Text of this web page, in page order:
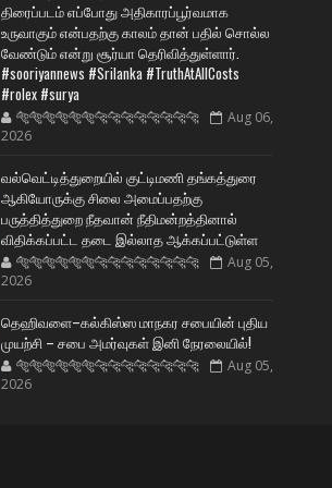
திரைப்படம் எப்போது அதிகாரப்பூர்வமாக
உருவாகும் என்பதற்கு காலம் தான் பதில் சொல்ல
வேண்டும் என்று சூர்யா தெரிவித்துள்ளார்.
#sooriyannews #Srilanka #TruthAtAllCosts
#rolex #surya
🐅🐅🐅🐅🐅🐅🐆🐆🐆🐆🐆🐆🐆🐆
Aug 06,
2026
வல்வெட்டித்துறையில் குட்டிமணி தங்கத்துரை
ஆகியோருக்கு சிலை அமைப்பதற்கு
பருத்தித்துறை நீதவான் நீதிமன்றத்தினால்
விதிக்கப்பட்ட தடை இல்லாத ஆக்கப்பட்டுள்ள
🐅🐅🐅🐅🐅🐅🐆🐆🐆🐆🐆🐆🐆🐆
Aug 05,
2026
தெஹிவளை–கல்கிஸ்ஸ மாநகர சபையின் புதிய
முயற்சி – சபை அமர்வுகள் இனி நேரலையில்!
🐅🐅🐅🐅🐅🐅🐆🐆🐆🐆🐆🐆🐆🐆
Aug 05,
2026